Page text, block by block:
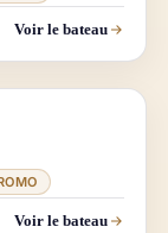
Voir le bateau
Voir le bateau